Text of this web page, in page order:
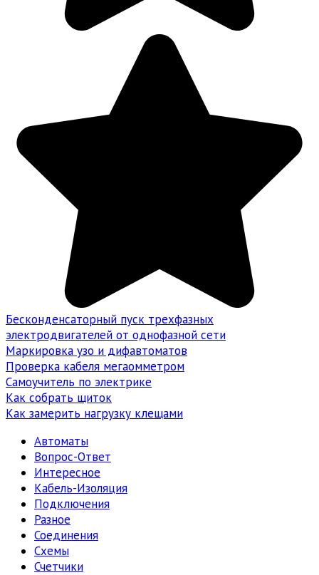
Бесконденсаторный пуск трехфазных
электродвигателей от однофазной сети
Маркировка узо и дифавтоматов
Проверка кабеля мегаомметром
Самоучитель по электрике
Как собрать щиток
Как замерить нагрузку клещами
Автоматы
Вопрос-Ответ
Интересное
Кабель-Изоляция
Подключения
Разное
Соединения
Схемы
Счетчики